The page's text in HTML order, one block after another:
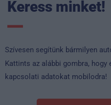
Keress minket!
Szívesen segítünk bármilyen
Kattints az alábbi gombra, hogy
kapcsolati adatokat mobilodra!